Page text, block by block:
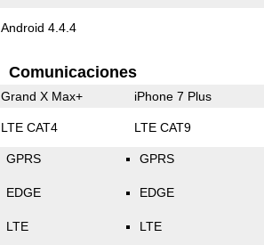
Android 4.4.4
Comunicaciones
Grand X Max+ iPhone 7 Plus
LTE CAT4 LTE CAT9
GPRS
EDGE
LTE
GPRS
EDGE
LTE